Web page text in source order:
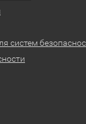
систем